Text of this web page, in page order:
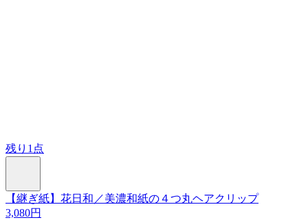
残り1点
【継ぎ紙】花日和／美濃和紙の４つ丸ヘアクリップ
3,080円